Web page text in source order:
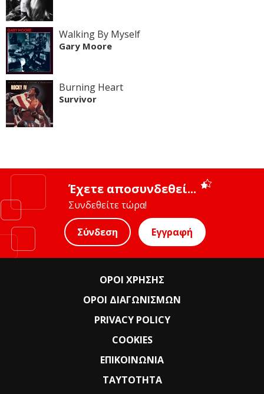
Walking By Myself
Gary Moore
Burning Heart
Survivor
Έχετε αποσυνδεθεί...
Συνδεθείτε τώρα!
Σύνδεση Εγγραφή
ΟΡΟΙ ΧΡΗΣΗΣ
ΟΡΟΙ ΔΙΑΓΩΝΙΣΜΩΝ
PRIVACY POLICY
COOKIES
ΕΠΙΚΟΙΝΩΝΙΑ
ΤΑΥΤΟΤΗΤΑ